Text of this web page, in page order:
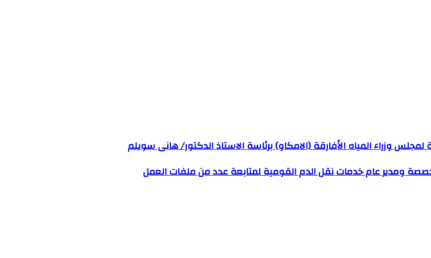
وزراء المياه الأفارقة (الامكاو) برئاسة الاستاذ الدكتور/ هانى سويلم
ومدير عام خدمات نقل الدم القومية لمتابعة عدد من ملفات العمل